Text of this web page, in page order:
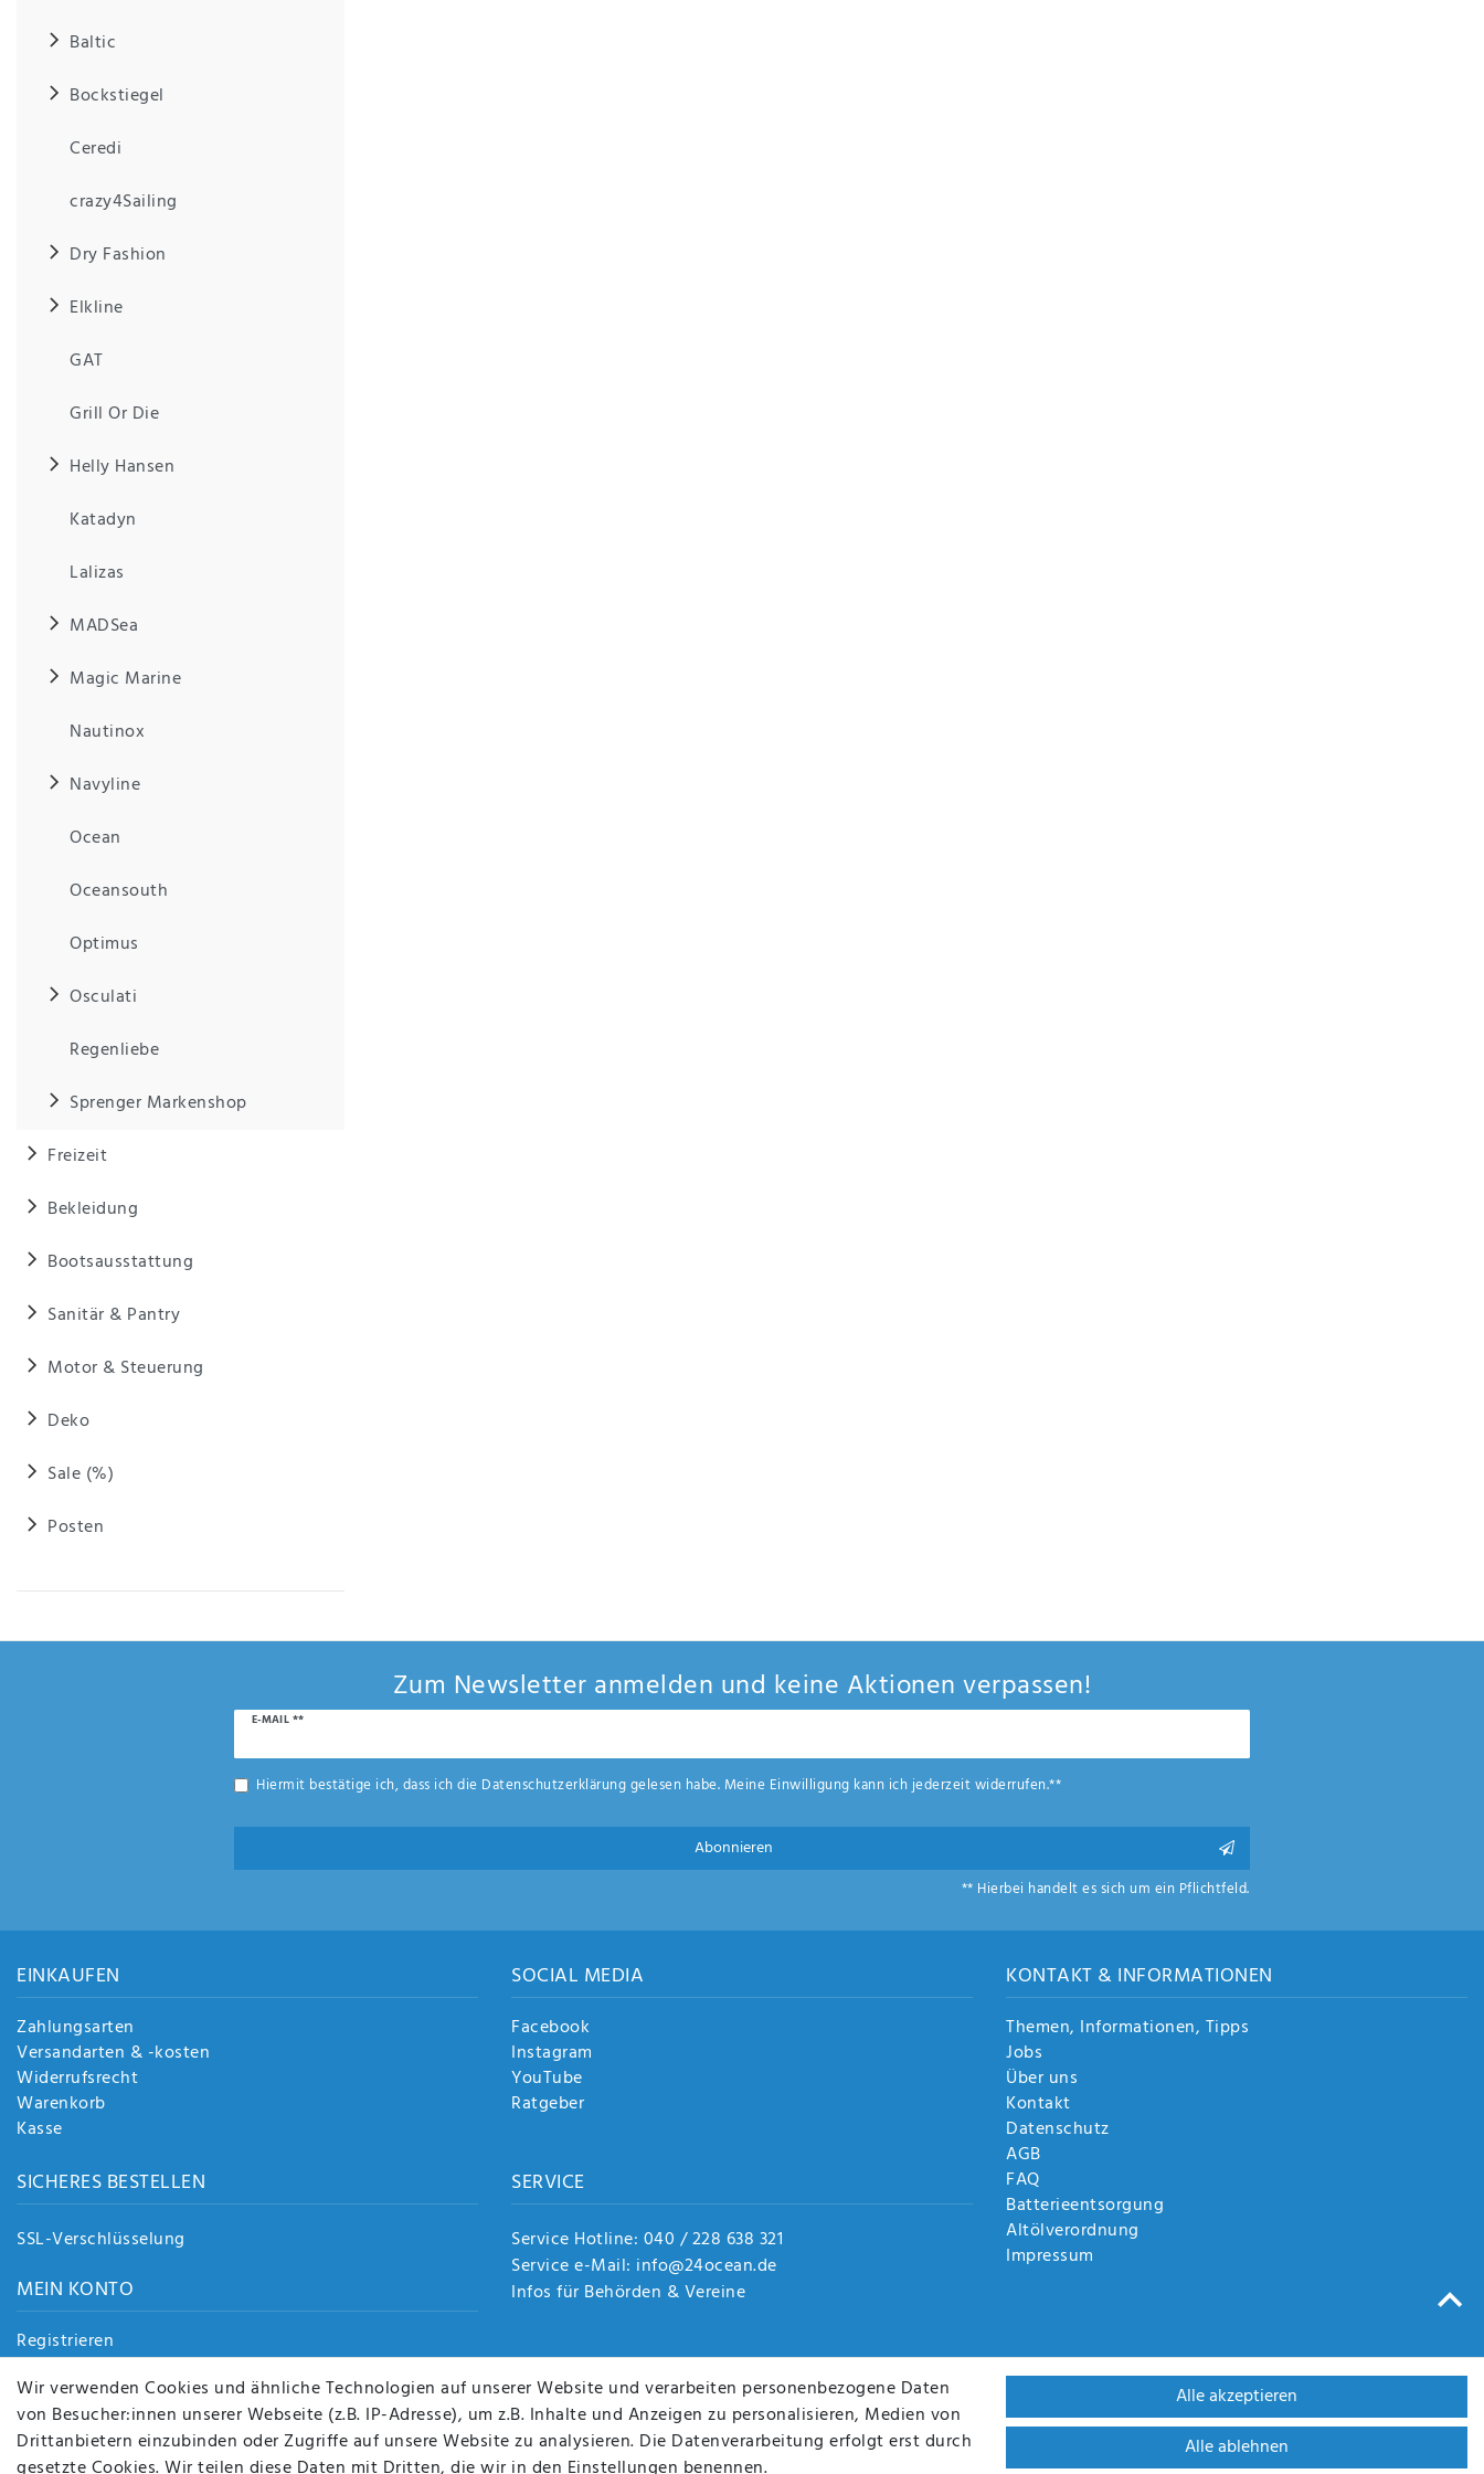
Baltic
Bockstiegel
Ceredi
crazy4Sailing
Dry Fashion
Elkline
GAT
Grill Or Die
Helly Hansen
Katadyn
Lalizas
MADSea
Magic Marine
Nautinox
Navyline
Ocean
Oceansouth
Optimus
Osculati
Regenliebe
Sprenger Markenshop
Freizeit
Bekleidung
Bootsausstattung
Sanitär & Pantry
Motor & Steuerung
Deko
Sale (%)
Posten
Hiermit
bestätige
ich, dass
Daten­
erklärung
habe.
Anf
rag
sen
n
Zum Newsletter anmelden und keine Aktionen verpassen!
E-MAIL **
Newsletter
Hiermit bestätige ich, dass ich die Daten­schutz­erklärunggelesen habe. Meine Einwilligung kann ich jederzeit widerrufen.**
Abonnieren
** Hierbei handelt es sich um ein Pflichtfeld.
EINKAUFEN
Zahlungsarten
Versandarten & -kosten
Widerrufsrecht
Warenkorb
Kasse
SICHERES BESTELLEN
SSL-Verschlüsselung
MEIN KONTO
Registrieren
Login
SOCIAL MEDIA
Facebook
Instagram
YouTube
Ratgeber
SERVICE
Service Hotline: 040 / 228 638 321
Service e-Mail: info@24ocean.de
Infos für Behörden & Vereine
KONTAKT & INFORMATIONEN
Themen, Informationen, Tipps
Jobs
Über uns
Kontakt
Datenschutz
AGB
FAQ
Batterieentsorgung
Altölverordnung
Impressum
Wir verwenden Cookies und ähnliche Technologien auf unserer Website und verarbeiten personenbezogene Daten
von Besucher:innen unserer Webseite (z.B. IP-Adresse), um z.B. Inhalte und Anzeigen zu personalisieren, Medien von
Drittanbietern einzubinden oder Zugriffe auf unsere Website zu analysieren. Die Datenverarbeitung erfolgt erst durch
Alle akzeptieren
Alle ablehnen